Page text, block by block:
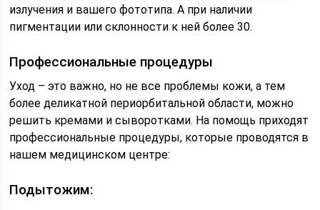
излучения и вашего фототипа. А при наличии
пигментации или склонности к ней более 30.
Профессиональные процедуры
Уход – это важно, но не все проблемы кожи, а тем
более деликатной периорбитальной области, можно
решить кремами и сыворотками. На помощь приходят
профессиональные процедуры, которые проводятся в
нашем медицинском центре:
Подытожим: